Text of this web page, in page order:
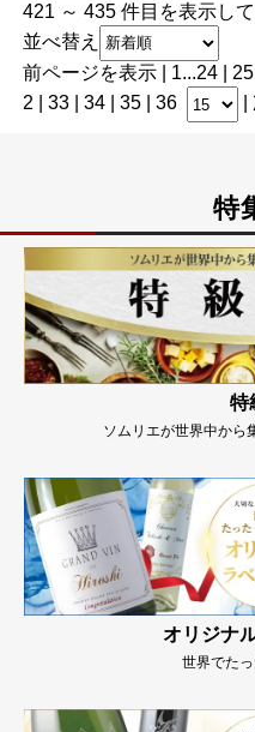
421 ～ 435 件目を表示し
並べ替え
前ページを表示| 1...24| 25
2| 33| 34| 35| 36
特
特
ソムリエが世界中から
オリジナ
世界でた